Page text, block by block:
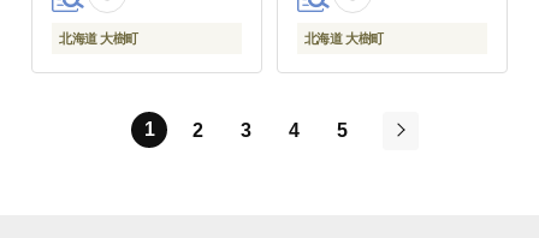
北海道 大樹町 北海道 大樹町
1 2 3 4
5